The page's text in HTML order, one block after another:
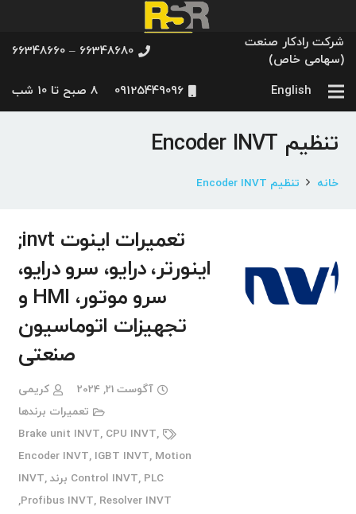
شرکت رادکار صنعت
(سهامی خاص)
66348680 – 66348660
English
09125449096 8 صبح تا 10 شب
تنظیم Encoder INVT
خانه تنظیم Encoder INVT
تعمیرات اینوت invt;
اینورتر، درایو، سرو درایو،
سرو موتور، HMI و
تجهیزات اتوماسیون
صنعتی
آگوست 21, 2024
کریمی
تعمیرات برندها
Brake unit INVT, CPU INVT,
Encoder INVT, IGBT INVT, Motion
Control INVT, PLC برند INVT
,
Profibus INVT, Resolver INVT
,